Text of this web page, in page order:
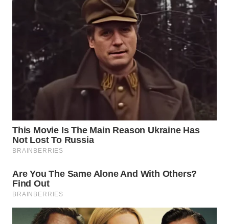
WN
DAIRI
WN
DANAU
WN
NIAS
WN
LANGKAT
WN
TAPANULI